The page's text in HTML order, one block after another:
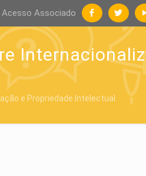
Acesso Associado
e Propriedade Intelectual